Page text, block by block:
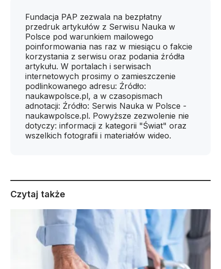
Fundacja PAP zezwala na bezpłatny
przedruk artykułów z Serwisu Nauka w
Polsce pod warunkiem mailowego
poinformowania nas raz w miesiącu o fakcie
korzystania z serwisu oraz podania źródła
artykułu. W portalach i serwisach
internetowych prosimy o zamieszczenie
podlinkowanego adresu: Źródło:
naukawpolsce.pl, a w czasopismach
adnotacji: Źródło: Serwis Nauka w Polsce -
naukawpolsce.pl. Powyższe zezwolenie nie
dotyczy: informacji z kategorii "Świat" oraz
wszelkich fotografii i materiałów wideo.
Czytaj także